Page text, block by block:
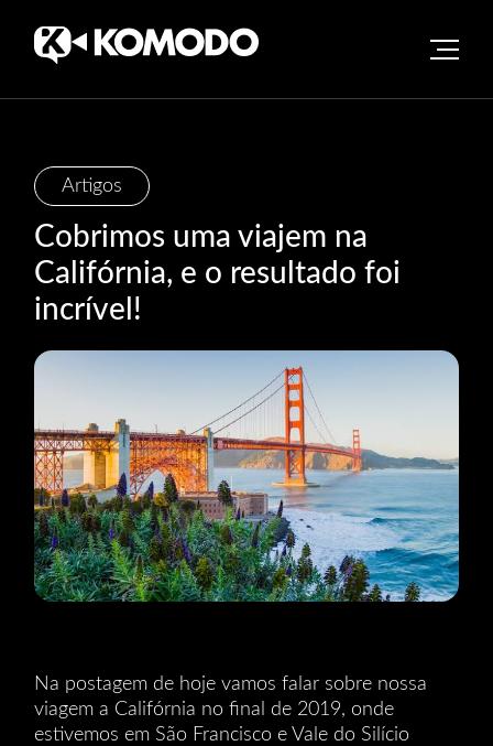
content
Artigos
Cobrimos uma viajem na
Califórnia, e o resultado foi
incrível!
Na postagem de hoje vamos falar sobre nossa
viagem a Califórnia no final de 2019, onde
estivemos em São Francisco e Vale do Silício